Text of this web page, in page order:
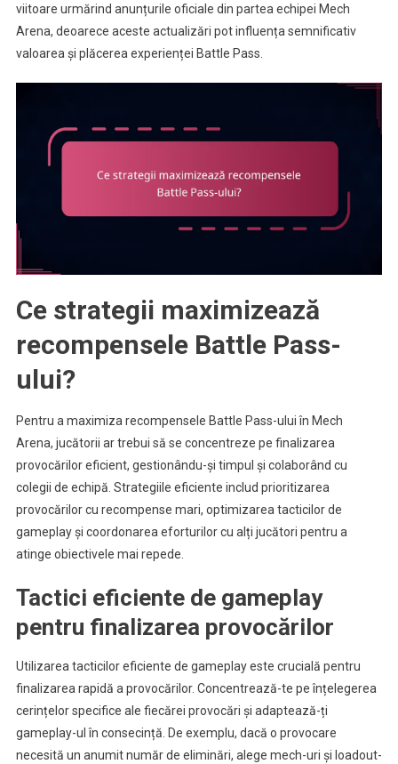
viitoare urmărind anunțurile oficiale din partea echipei Mech
Arena, deoarece aceste actualizări pot influența semnificativ
valoarea și plăcerea experienței Battle Pass.
Ce strategii maximizează
recompensele Battle Pass-
ului?
Pentru a maximiza recompensele Battle Pass-ului în Mech
Arena, jucătorii ar trebui să se concentreze pe finalizarea
provocărilor eficient, gestionându-și timpul și colaborând cu
colegii de echipă. Strategiile eficiente includ prioritizarea
provocărilor cu recompense mari, optimizarea tacticilor de
gameplay și coordonarea eforturilor cu alți jucători pentru a
atinge obiectivele mai repede.
Tactici eficiente de gameplay
pentru finalizarea provocărilor
Utilizarea tacticilor eficiente de gameplay este crucială pentru
finalizarea rapidă a provocărilor. Concentrează-te pe înțelegerea
cerințelor specifice ale fiecărei provocări și adaptează-ți
gameplay-ul în consecință. De exemplu, dacă o provocare
necesită un anumit număr de eliminări, alege mech-uri și loadout-